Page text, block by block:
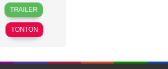
22
1975
Beatrice
Banfi,
Pier
Paolo
TRAILER
TONTON